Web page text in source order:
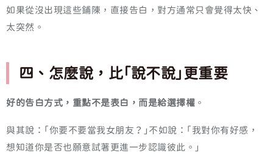
如果從沒出現這些鋪陳，直接告白，對方通常只會覺得太快、
太突然。
四、怎麼說，比「說不說」更重要
好的告白方式，重點不是表白，而是給選擇權 。
與其說：「你要不要當我女朋友？」不如說：「我對你有好感，
想知道你是否也願意試著更進一步認識彼此。」